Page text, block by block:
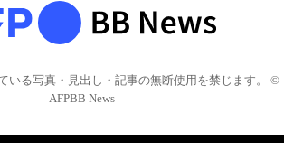
いる写真・見出し・記事の無断使用を禁じます。 ©
AFPBB News